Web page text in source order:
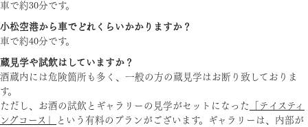
車で約30分です。
小松空港から車でどれくらいかかりますか？
車で約40分です。
蔵見学や試飲はしていますか？
酒蔵内には危険箇所も多く、一般の方の蔵見学はお断り致しておりま
す。
ただし、お酒の試飲とギャラリーの見学がセットになった
「テイスティ
ングコース」
という有料のプランがございます。ギャラリーは、内部が